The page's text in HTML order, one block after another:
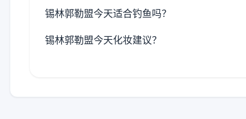
锡林郭勒盟今天适合钓鱼吗？
锡林郭勒盟今天化妆建议？